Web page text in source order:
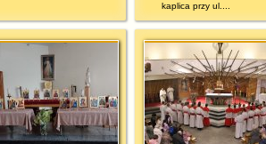
kaplica przy ul....